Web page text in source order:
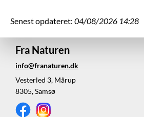
Senest opdateret: 04/08/2026 14:28
Fra Naturen
info@franaturen.dk
Vesterled 3, Mårup
8305, Samsø